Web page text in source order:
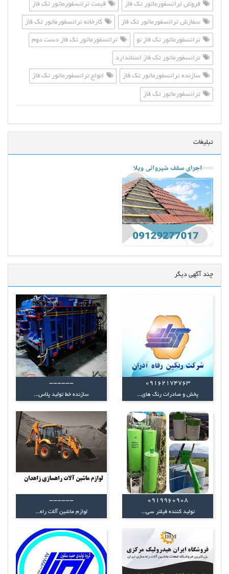
فروش ترانسفورماتور تک فاز قیمت ترانسفورماتور تک فاز
سفارش ترانسفورماتور تک فاز کارخانه ترانسفورماتور تک فاز
ترانسفورماتور تک فاز نو ترانسفورماتور تک فاز دست دوم
ترانسفورماتور تک فاز استاندارد
سازنده ترانسفورماتور تک فاز انواع ترانسفورماتور تک فاز
ترانسفورماتور تک فاز
تبلیغات
چند آگهی دیگر
09162174763
پخش و صادرات رنگ های...
------
سازنده خط تولید پلاس...
0919960908
تولید کننده فیلتر سی...
------
لوازم ماشین آلات راه...